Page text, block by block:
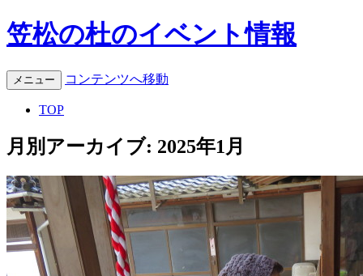
笠松の杜のイベント情報
メニュー コンテンツへ移動
TOP
月別アーカイブ: 2025年1月